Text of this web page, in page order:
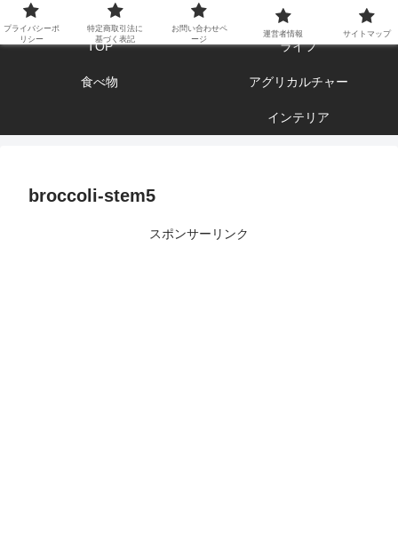
エンジョイ ブログライフ
TOP ライフ
食べ物 アグリカルチャー
インテリア
broccoli-stem5
スポンサーリンク
プライバシーポ
リシー
特定商取引法に
基づく表記
お問い合わせペ
ージ
運営者情報 サイトマップ